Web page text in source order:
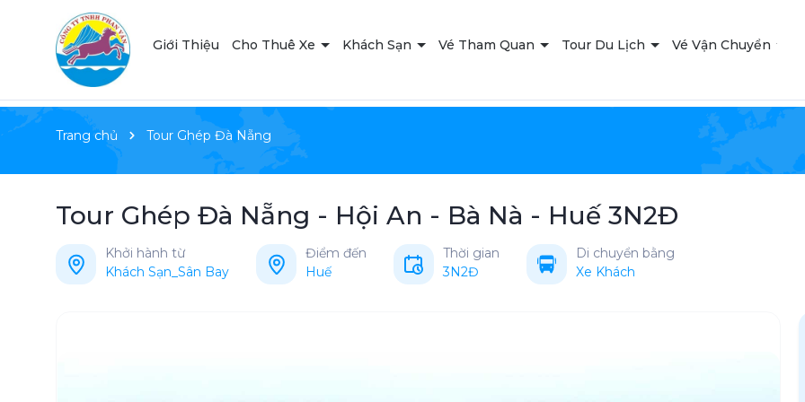
Giới Thiệu Cho Thuê Xe Khách Sạn Vé Tham Quan Tour Du Lịch Vé Vận Chuyển
Trang chủ Tour Ghép Đà Nẵng
Tour Ghép Đà Nẵng - Hội An - Bà Nà - Huế 3N2Đ
Khởi hành từ
Khách Sạn_Sân Bay
Điểm đến
Huế
Thời gian
3N2Đ
Di chuyển bằng
Xe Khách